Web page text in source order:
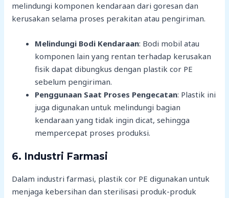
melindungi komponen kendaraan dari goresan dan
kerusakan selama proses perakitan atau pengiriman.
Melindungi Bodi Kendaraan: Bodi mobil atau
komponen lain yang rentan terhadap kerusakan
fisik dapat dibungkus dengan plastik cor PE
sebelum pengiriman.
Penggunaan Saat Proses Pengecatan: Plastik ini
juga digunakan untuk melindungi bagian
kendaraan yang tidak ingin dicat, sehingga
mempercepat proses produksi.
6. Industri Farmasi
Dalam industri farmasi, plastik cor PE digunakan untuk
menjaga kebersihan dan sterilisasi produk-produk